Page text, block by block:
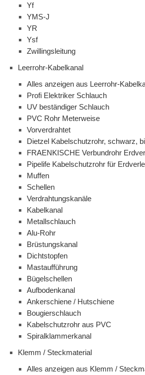
Yf
YMS-J
YR
Ysf
Zwillingsleitung
Leerrohr-Kabelkanal
Alles anzeigen aus Leerrohr-
Profi Elektriker Schlauch
UV beständiger Schlauch
PVC Rohr Meterweise
Vorverdrahtet
Dietzel Kabelschutzrohr, schwarz,
FRAENKISCHE Verbundrohr
Pipelife Kabelschutzrohr für
Muffen
Schellen
Verdrahtungskanäle
Kabelkanal
Metallschlauch
Alu-Rohr
Brüstungskanal
Dichtstopfen
Mastaufführung
Bügelschellen
Aufbodenkanal
Ankerschiene / Hutschiene
Bougierschlauch
Kabelschutzrohr aus PVC
Spiralklammerkanal
Klemm / Steckmaterial
Alles anzeigen aus Klemm /